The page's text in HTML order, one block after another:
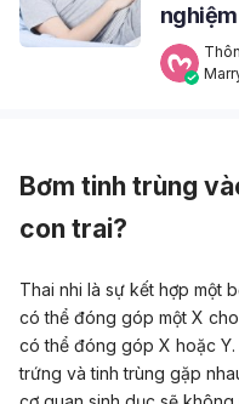
nghiệm
Bơm tinh trùng
con trai?
Thai nhi là sự kết hợp một
có thể đóng góp một X
có thể đóng góp X hoặc
trứng và tinh trùng gặp